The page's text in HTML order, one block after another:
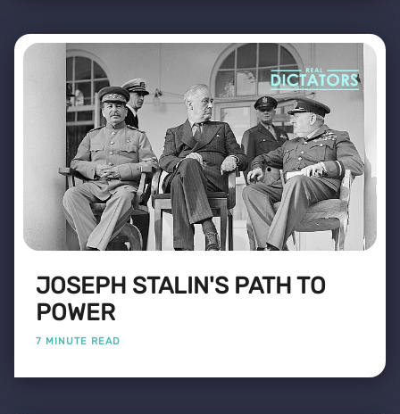
JOSEPH STALIN'S PATH TO
POWER
7 MINUTE READ